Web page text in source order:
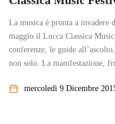
La musica è pronta a invadere
maggio il Lucca Classica
conferenze, le guide
non solo. La manifestazione,
mercoledì 9 Dicembre